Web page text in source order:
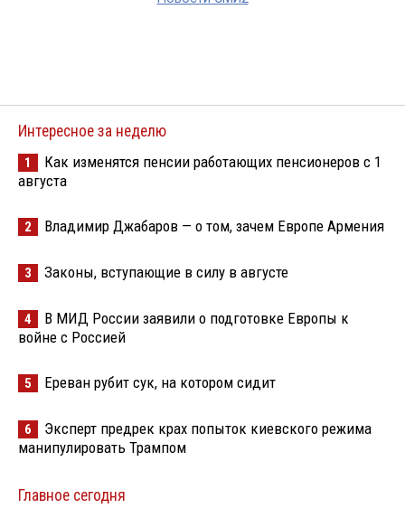
Интересное за неделю
1
Как изменятся пенсии работающих пенсионеров с 1
августа
2 Владимир Джабаров — о том, зачем Европе Армения
3 Законы, вступающие в силу в августе
4
В МИД России заявили о подготовке Европы к
войне с Россией
5 Ереван рубит сук, на котором сидит
6
Эксперт предрек крах попыток киевского режима
манипулировать Трампом
Главное сегодня